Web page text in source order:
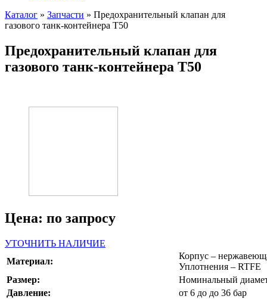
Каталог » Запчасти » Предохранительный клапан для
газового танк-контейнера Т50
Предохранительный клапан для
газового танк-контейнера Т50
Цена: по запросу
УТОЧНИТЬ НАЛИЧИЕ
Материал:
Корпус –
Уплотнения – RTFE
Размер:
Номинальный
Давление:
от 6 до до 36 бар